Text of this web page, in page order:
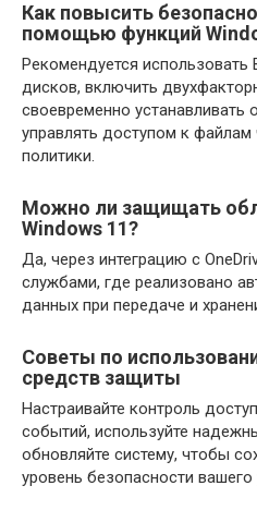
Как повысить
помощью функций
Рекомендуется
дисков, включить
своевременно устанавливать
управлять доступом к файлам
политики.
Можно ли защищать
Windows 11?
Да, через интеграцию с
службами, где реализовано
данных при передаче и
Советы по
средств защиты
Настраивайте контроль
событий, используйте
обновляйте систему, чтобы
уровень безопасности вашего